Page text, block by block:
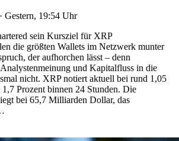
· Gestern, 19:54 Uhr
sein Kursziel für XRP
die größten Wallets im Netzwerk munter
der aufhorchen lässt – denn
und Kapitalfluss in die
nicht. XRP notiert aktuell bei rund 1,05
Prozent binnen 24 Stunden. Die
bei 65,7 Milliarden Dollar, das